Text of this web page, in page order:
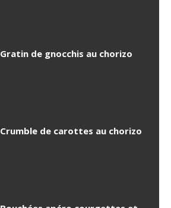
Gratin de gnocchis au chorizo
Crumble de carottes au chorizo